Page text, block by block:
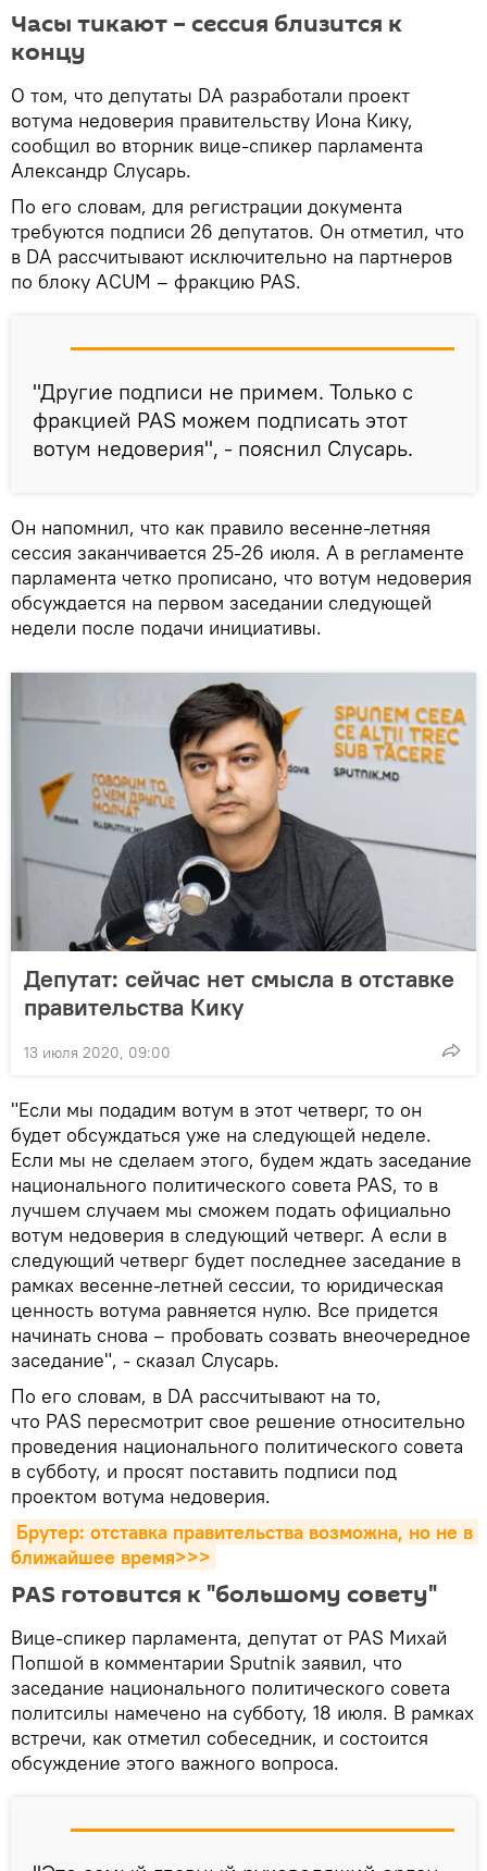
Часы тикают – сессия близится к
концу
О том, что депутаты DA разработали проект
вотума недоверия правительству Иона Кику,
сообщил во вторник вице-спикер парламента
Александр Слусарь.
По его словам, для регистрации документа
требуются подписи 26 депутатов. Он отметил, что
в DA рассчитывают исключительно на партнеров
по блоку ACUM – фракцию PAS.
"Другие подписи не примем. Только с
фракцией PAS можем подписать этот
вотум недоверия", - пояснил Слусарь.
Он напомнил, что как правило весенне-летняя
сессия заканчивается 25-26 июля. А в регламенте
парламента четко прописано, что вотум недоверия
обсуждается на первом заседании следующей
недели после подачи инициативы.
Депутат: сейчас нет смысла в отставке
правительства Кику
13 июля 2020, 09:00
"Если мы подадим вотум в этот четверг, то он
будет обсуждаться уже на следующей неделе.
Если мы не сделаем этого, будем ждать заседание
национального политического совета PAS, то в
лучшем случаем мы сможем подать официально
вотум недоверия в следующий четверг. А если в
следующий четверг будет последнее заседание в
рамках весенне-летней сессии, то юридическая
ценность вотума равняется нулю. Все придется
начинать снова – пробовать созвать внеочередное
заседание", - сказал Слусарь.
По его словам, в DA рассчитывают на то,
что PAS пересмотрит свое решение относительно
проведения национального политического совета
в субботу, и просят поставить подписи под
проектом вотума недоверия.
Брутер: отставка правительства возможна, но не в
ближайшее время>>>
PAS готовится к "большому совету"
Вице-спикер парламента, депутат от PAS Михай
Попшой в комментарии Sputnik заявил, что
заседание национального политического совета
политсилы намечено на субботу, 18 июля. В рамках
встречи, как отметил собеседник, и состоится
обсуждение этого важного вопроса.